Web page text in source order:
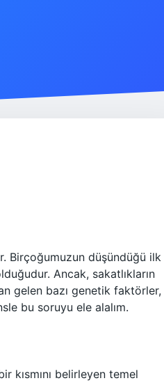
Birçoğumuzun düşündüğü ilk
Ancak, sakatlıkların
gelen bazı genetik faktörler,
bu soruyu ele alalım.
kısmını belirleyen temel